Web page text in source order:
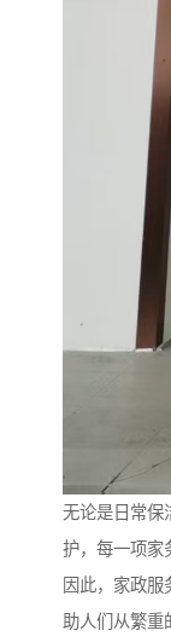
无论是日常保
护，每一项家
因此，家政服
助人们从繁重